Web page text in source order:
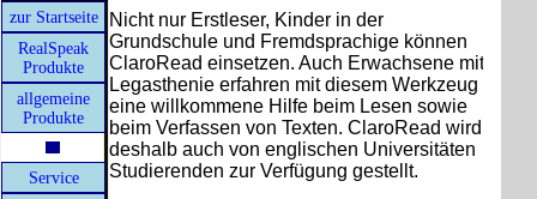
Nicht nur Erstleser, Kinder in der
Grundschule und Fremdsprachige können
ClaroRead einsetzen. Auch Erwachsene mit
Legasthenie erfahren mit diesem Werkzeug
eine willkommene Hilfe beim Lesen sowie
beim Verfassen von Texten. ClaroRead wird
deshalb auch von englischen Universitäten
Studierenden zur Verfügung gestellt.
zur Startseite
RealSpeak
Produkte
allgemeine
Produkte
Service
Der Versand erfolgt
als versichertes
Paket.
Selbstabholung
vom Büro oder
von
Ausstellungen:
0.00 €
Versandart
erhalten Sie per
Email z.B. einen
Lizenzschlüssel
und die Rechnung
/ Lieferschein. Sie
erhalten also
keinen
Datenträger.